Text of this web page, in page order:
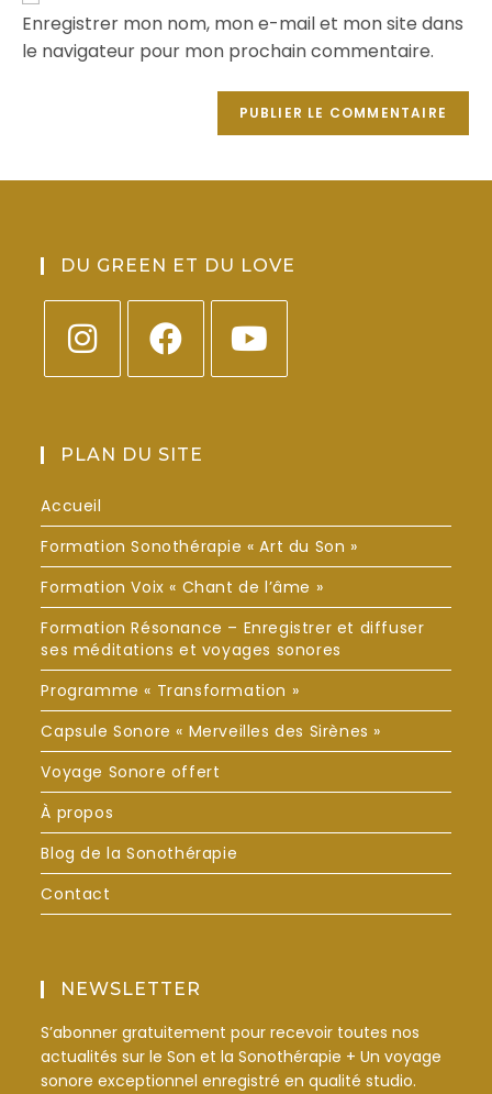
Enregistrer mon nom, mon e-mail et mon site dans
le navigateur pour mon prochain commentaire.
DU GREEN ET DU LOVE
PLAN DU SITE
Accueil
Formation Sonothérapie « Art du Son »
Formation Voix « Chant de l’âme »
Formation Résonance – Enregistrer et diffuser
ses méditations et voyages sonores
Programme « Transformation »
Capsule Sonore « Merveilles des Sirènes »
Voyage Sonore offert
À propos
Blog de la Sonothérapie
Contact
NEWSLETTER
S’abonner gratuitement pour recevoir toutes nos
actualités sur le Son et la Sonothérapie + Un voyage
sonore exceptionnel enregistré en qualité studio.